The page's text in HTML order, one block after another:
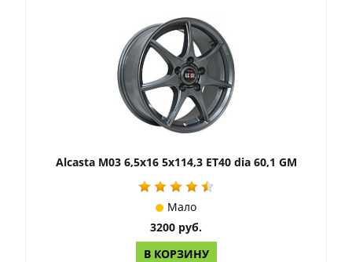
Alcasta M03 6,5x16 5x114,3 ET40 dia 60,1 GM
Мало
3200 руб.
В КОРЗИНУ